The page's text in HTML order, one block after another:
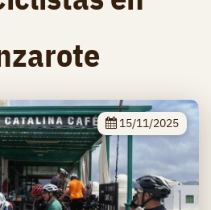
15/11/2025